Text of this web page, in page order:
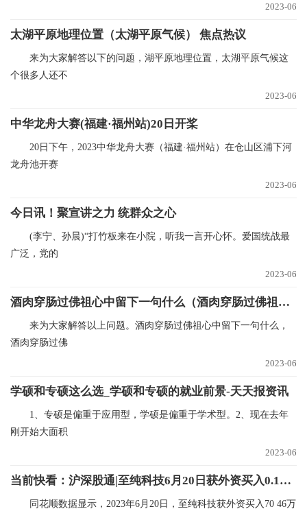
2023-06
太湖平原地理位置（太湖平原气候） 焦点热议
来为大家解答以下的问题，湖平原地理位置，太湖平原气候这
个很多人还不
2023-06
中华龙舟大赛(福建·福州站)20日开桨
20日下午，2023中华龙舟大赛（福建·福州站）在仓山区浦下河
龙舟池开赛
2023-06
今日讯！聚宣讲之力 统群众之心
(李宁、孙晨)“打竹板来在小院，听我一言开心怀。爱国统战最
广泛，党的
2023-06
酒肉穿肠过佛祖心中留下一句什么（酒肉穿肠过佛祖心中留下一句）_当前资讯
来为大家解答以上问题。酒肉穿肠过佛祖心中留下一句什么，
酒肉穿肠过佛
2023-06
学硕和专硕这么选_学硕和专硕的就业前景-天天报资讯
1、专硕是偏重于应用型，学硕是偏重于学术型。2、现在去年
刚开始大面积
2023-06
当前快看：沪深股通|至纯科技6月20日获外资买入0.18%股份
同花顺数据显示，2023年6月20日，至纯科技获外资买入70 46万